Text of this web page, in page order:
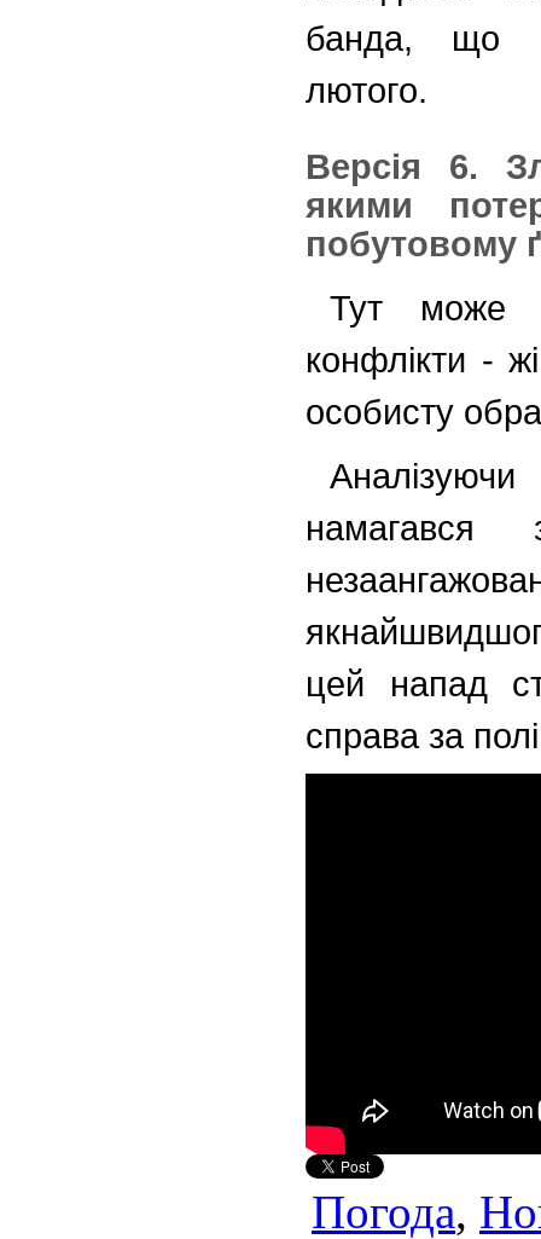
банда, що
лютого.
Версія 6.
якими
побутовому
Тут може
конфлікти -
особисту
намагався
цей напад
справа за
Погода,